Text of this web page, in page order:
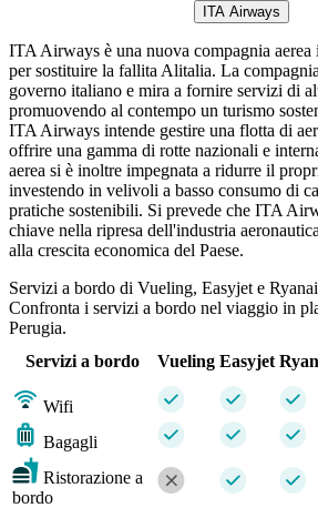
ITA Airways
ITA Airways è una nuova compagnia aerea
per sostituire la fallita Alitalia. La
governo italiano e mira a fornire servizi di
promuovendo al contempo un turismo
ITA Airways intende gestire una flotta di
offrire una gamma di rotte nazionali e
aerea si è inoltre impegnata a ridurre il
investendo in velivoli a basso consumo di
pratiche sostenibili. Si prevede che ITA
chiave nella ripresa dell'industria
alla crescita economica del Paese.
Servizi a bordo di Vueling, Easyjet e
Confronta i servizi a bordo nel viaggio in
Perugia.
Servizi a bordo
Vueling Easyjet
Wifi
Bagagli
Ristorazione a
bordo